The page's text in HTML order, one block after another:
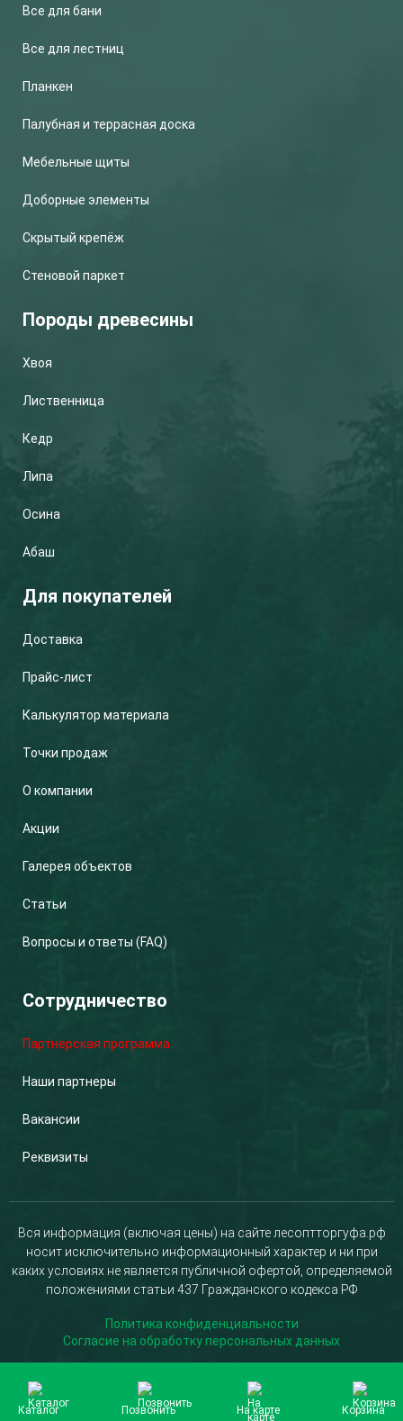
Все для бани
Все для лестниц
Планкен
Палубная и террасная доска
Мебельные щиты
Доборные элементы
Скрытый крепёж
Стеновой паркет
Породы древесины
Хвоя
Лиственница
Кедр
Липа
Осина
Абаш
Для покупателей
Доставка
Прайс-лист
Калькулятор материала
Точки продаж
О компании
Акции
Галерея объектов
Статьи
Вопросы и ответы (FAQ)
Сотрудничество
Партнерская программа
Наши партнеры
Вакансии
Реквизиты
Вся информация (включая цены) на сайте лесоптторгуфа.рф
носит исключительно информационный характер и ни при
каких условиях не является публичной офертой, определяемой
положениями статьи 437 Гражданского кодекса РФ
Политика конфиденциальности
Согласие на обработку персональных данных
Каталог Позвонить На карте Корзина